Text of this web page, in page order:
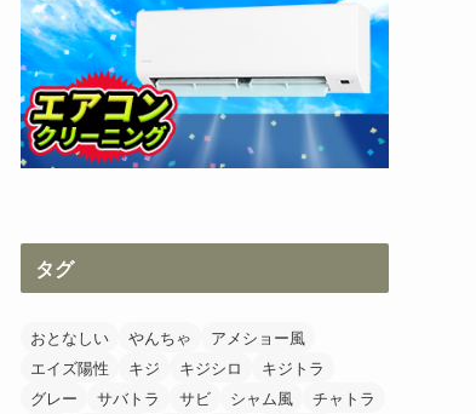
タグ
おとなしい やんちゃ
アメショー風
エイズ陽性
キジ キジシロ
キジトラ
グレー
サバトラ サビ シャム風
チャトラ